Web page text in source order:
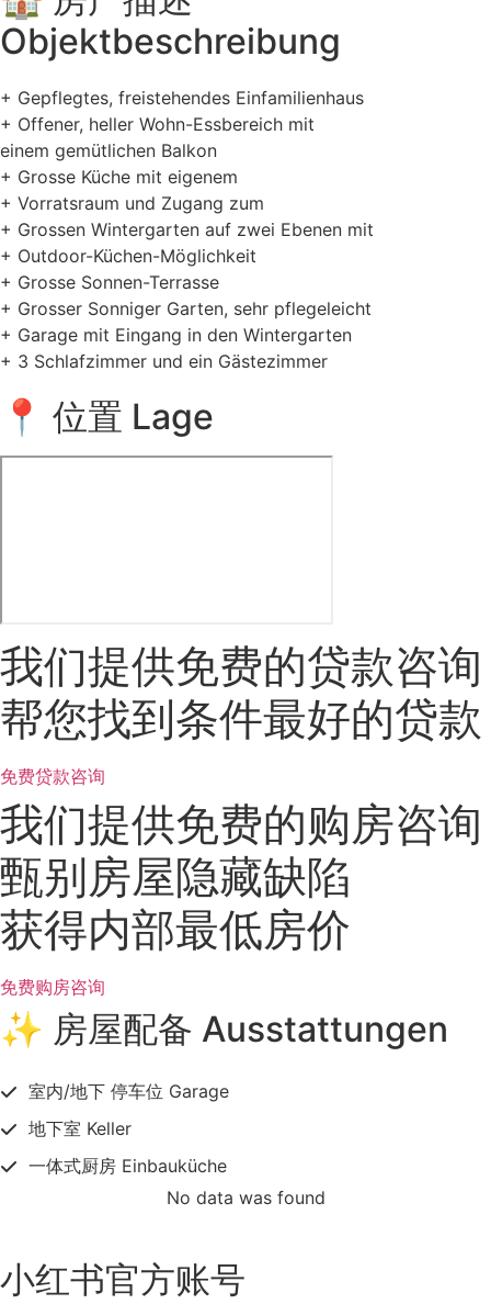
Objektbeschreibung
+ Gepflegtes, freistehendes Einfamilienhaus
+ Offener, heller Wohn-Essbereich mit
einem gemütlichen Balkon
+ Grosse Küche mit eigenem
+ Vorratsraum und Zugang zum
+ Grossen Wintergarten auf zwei Ebenen mit
+ Outdoor-Küchen-Möglichkeit
+ Grosse Sonnen-Terrasse
+ Grosser Sonniger Garten, sehr pflegeleicht
+ Garage mit Eingang in den Wintergarten
+ 3 Schlafzimmer und ein Gästezimmer
📍 位置 Lage
我们提供免费的贷款咨询
帮您找到条件最好的贷款
免费贷款咨询
我们提供免费的购房咨询
甄别房屋隐藏缺陷
获得内部最低房价
免费购房咨询
✨ 房屋配备 Ausstattungen
室内/地下 停车位 Garage
地下室 Keller
一体式厨房 Einbauküche
No data was found
小红书官方账号